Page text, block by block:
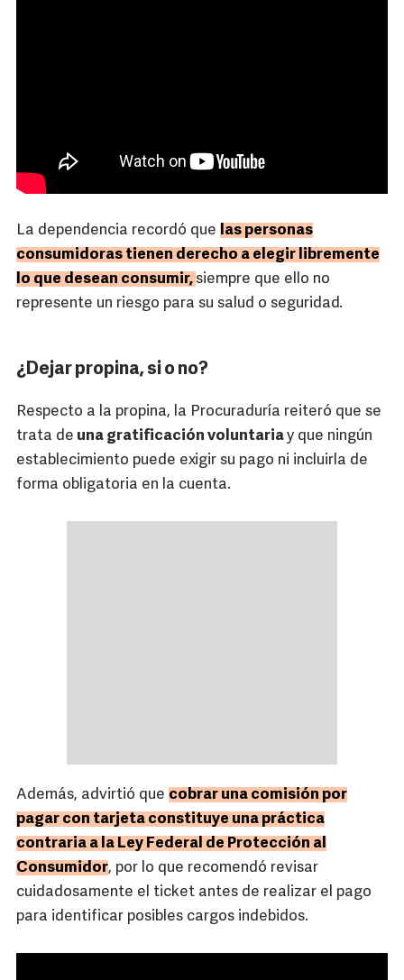
La dependencia recordó que las personas
consumidoras tienen derecho a elegir libremente
lo que desean consumir,siempre que ello no
represente un riesgo para su salud o seguridad.
¿Dejar propina, si o no?
Respecto a la propina, la Procuraduría reiteró que se
trata de una gratificación voluntariay que ningún
establecimiento puede exigir su pago ni incluirla de
forma obligatoria en la cuenta.
Además, advirtió que cobrar una comisión por
pagar con tarjeta constituye una práctica
contraria a la Ley Federal de Protección al
Consumidor, por lo que recomendó revisar
cuidadosamente el ticket antes de realizar el pago
para identificar posibles cargos indebidos.